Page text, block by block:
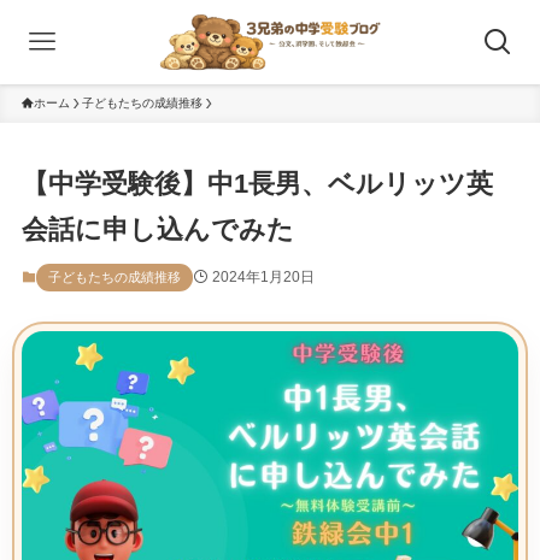
ホーム 子どもたちの成績推移
【中学受験後】中1長男、ベルリッツ英
会話に申し込んでみた
子どもたちの成績推移 2024年1月20日